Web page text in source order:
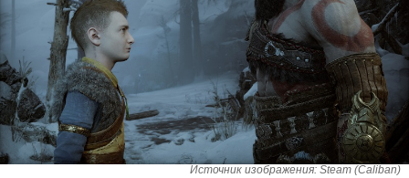
Источник изображения: Steam (Caliban)